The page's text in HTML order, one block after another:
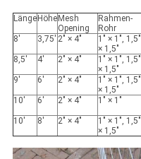
Länge Höhe Mesh
Opening
Rahmen-
Rohr
8' 3,75' 2" × 4"
1" × 1", 1,5"
× 1,5"
8,5'
4' 2" × 4"
1" × 1", 1,5"
× 1,5"
9'
6' 2" × 4"
1" × 1", 1,5"
× 1,5"
10'
6' 2" × 4" 1" × 1"
10'
8' 2" × 4"
1" × 1", 1,5"
× 1,5"